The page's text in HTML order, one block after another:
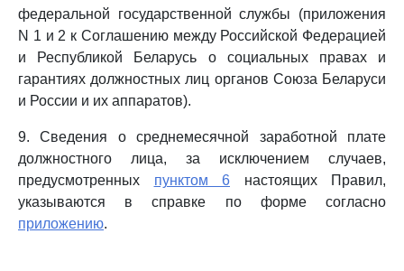
федеральной государственной службы (приложения
N 1 и 2 к Соглашению между Российской Федерацией
и Республикой Беларусь о социальных правах и
гарантиях должностных лиц органов Союза Беларуси
и России и их аппаратов).
9. Сведения о среднемесячной заработной плате
должностного лица, за исключением случаев,
предусмотренных пунктом 6 настоящих Правил,
указываются в справке по форме согласно
приложению.